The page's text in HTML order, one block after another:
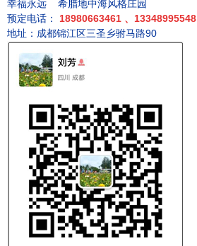
幸福永远 希腊地中海风格庄园
预定电话：
18980663461 、 13348995548
地址：成都锦江区三圣乡驸马路90